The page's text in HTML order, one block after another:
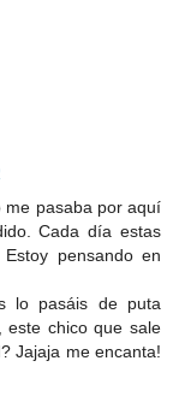
me pasaba por aquí
Cada día estas
pensando en
lo pasáis de puta
este chico que sale
Jajaja me encanta!